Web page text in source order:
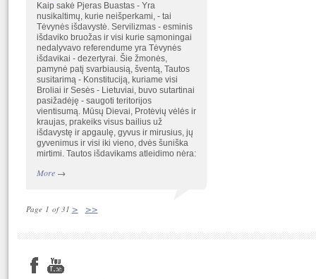
Kaip sakė Pjeras Buastas - Yra
nusikaltimų, kurie neišperkami, - tai
Tėvynės išdavystė. Servilizmas - esminis
išdaviko bruožas ir visi kurie sąmoningai
nedalyvavo referendume yra Tėvynės
išdavikai - dezertyrai. Šie žmonės,
pamynė patį svarbiausią, šventą, Tautos
susitarimą - Konstituciją, kuriame visi
Broliai ir Sesės - Lietuviai, buvo sutartinai
pasižadėję - saugoti teritorijos
vientisumą. Mūsų Dievai, Protėvių vėlės ir
kraujas, prakeiks visus bailius už
išdavystę ir apgaulę, gyvus ir mirusius, jų
gyvenimus ir visi iki vieno, dvės šuniška
mirtimi. Tautos išdavikams atleidimo nėra:
More→
Page 1 of 31 > >>